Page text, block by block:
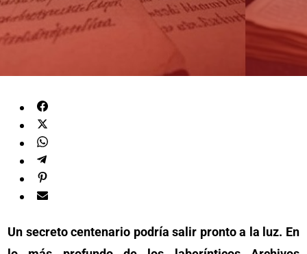
Un secreto centenario podría salir pronto a la luz. En